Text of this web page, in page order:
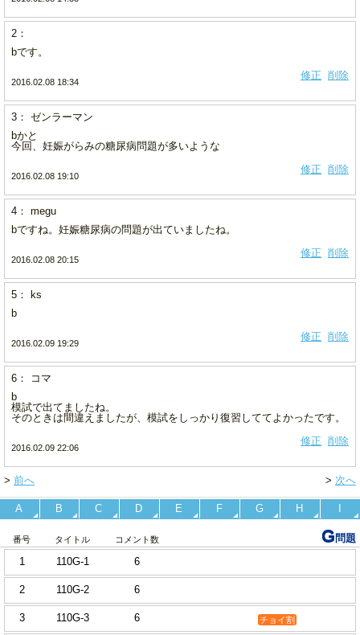
2：
bです。
2016.02.08 18:34
修正 削除
3： ゼンラーマン
bかと
今回、妊娠がらみの糖尿病問題が多いような
2016.02.08 19:10
修正 削除
4： megu
bですね。妊娠糖尿病の問題が出ていましたね。
2016.02.08 20:15
修正 削除
5： ks
b
2016.02.09 19:29
修正 削除
6： コマ
b
模試で出てましたね。
そのときは間違えましたが、模試をしっかり復習しててよかったです。
2016.02.09 22:06
修正 削除
> 前へ > 次へ
A B C D E F G H
番号 タイトル コメント数 G 問題
1
110G-1 6
2 110G-2 6
3 110G-3 6 チョイ割